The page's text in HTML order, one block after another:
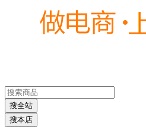
搜全站
搜本店